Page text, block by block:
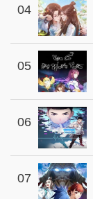
Chapter 12
Chapter 11.5
Chapter 11
Chapter 10
Chapter 9
Chapter 8
Chapter 7
Chapter 6
Chapter 5
04
05
06
07